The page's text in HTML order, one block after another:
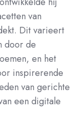
van
Dit varieert
door de
en het
inspirerende
van gerichte
een digitale